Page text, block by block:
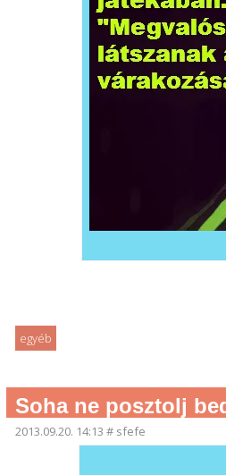
egyéb
Soha ne posztolj
2013.09.20. 14:13 # sfefe